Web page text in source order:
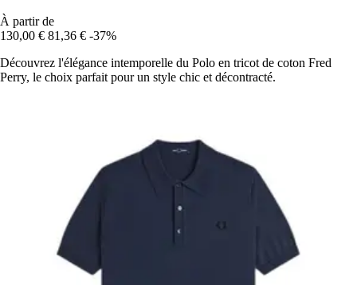
À partir de
130,00 € 81,36 € -37%
Découvrez l'élégance intemporelle du Polo en tricot de coton Fred
Perry, le choix parfait pour un style chic et décontracté.